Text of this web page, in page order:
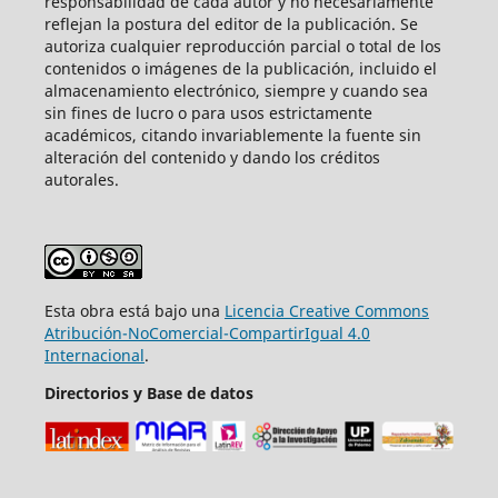
reflejan la postura del editor de la publicación. Se
autoriza cualquier reproducción parcial o total de los
contenidos o imágenes de la publicación, incluido el
almacenamiento electrónico, siempre y cuando sea
sin fines de lucro o para usos estrictamente
académicos, citando invariablemente la fuente sin
alteración del contenido y dando los créditos
autorales.
Esta obra está bajo una Licencia Creative Commons
Atribución-NoComercial-CompartirIgual 4.0
Internacional.
Directorios y Base de datos